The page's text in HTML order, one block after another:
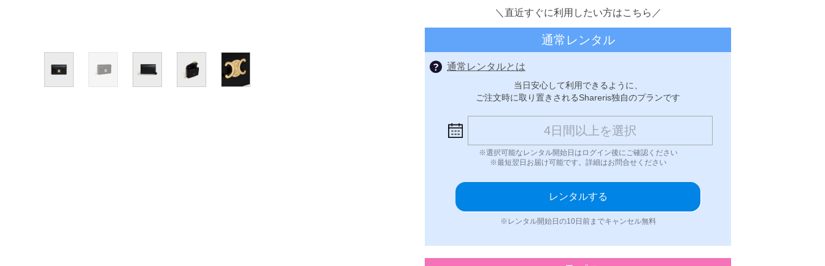
＼直近すぐに利用したい方はこちら／
通常レンタル
通常レンタルとは
当日安心して利用できるように、
ご注文時に取り置きされるShareris独自のプランです
※選択可能なレンタル開始日はログイン後にご確認ください
※最短翌日お届け可能です。詳細はお問合せください
レンタルする
※レンタル開始日の10日前までキャンセル無料